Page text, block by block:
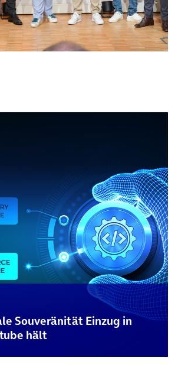
blättern
weiter blättern
Souveränität Einzug in
hält
blättern
weiter blättern